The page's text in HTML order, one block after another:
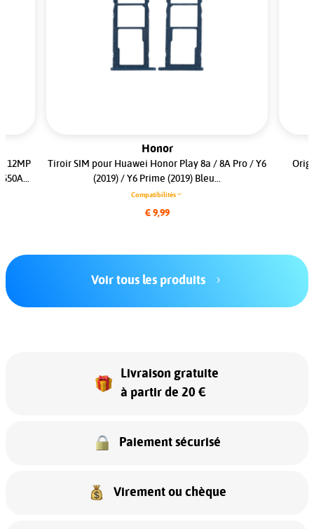
12MP
Honor
Tiroir SIM pour Huawei Honor Play 8a / 8A Pro / Y6
(2019) / Y6 Prime (2019) Bleu...
Compatibilités
€ 9,99
Voir tous les produits
Livraison gratuite
à partir de 20 €
Paiement sécurisé
Virement ou chèque